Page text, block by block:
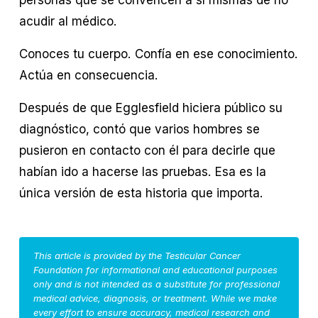
acudir al médico.
Conoces tu cuerpo. Confía en ese conocimiento.
Actúa en consecuencia.
Después de que Egglesfield hiciera público su
diagnóstico, contó que varios hombres se
pusieron en contacto con él para decirle que
habían ido a hacerse las pruebas. Esa es la
única versión de esta historia que importa.
This article is provided by the Testicular Cancer
Foundation for informational and educational purposes
only and is not intended as a substitute for professional
medical advice, diagnosis, or treatment. While we make
every effort to ensure accuracy, medical research and